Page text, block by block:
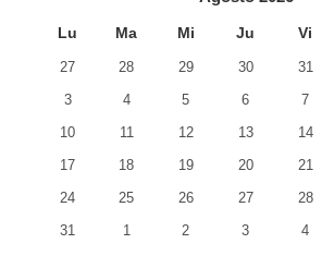
Lu Ma Mi Ju Vi
27 28 29 30 31
3
4 5 6 7
10
11 12 13 14
17
18 19 20 21
24
25 26 27 28
31
1 2 3 4